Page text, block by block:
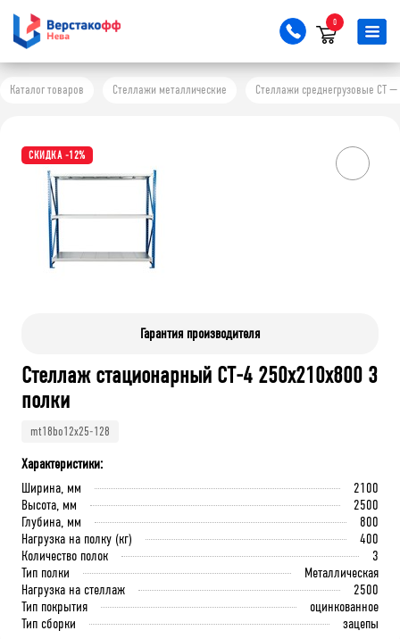
0
Каталог товаров Стеллажи металлические Стеллажи среднегрузовые СТ
СКИДКА -12%
Гарантия производителя
Стеллаж стационарный СТ-4 250x210x800 3
полки
mt18bo12x25-128
Характеристики:
Ширина, мм
2100
Высота, мм
2500
Глубина, мм
800
Нагрузка на полку (кг)
400
Количество полок
3
Тип полки
Металлическая
Нагрузка на стеллаж
2500
Тип покрытия
оцинкованное
Тип сборки
зацепы